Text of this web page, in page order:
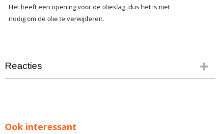
Het heeft een opening voor de olieslag, dus het is niet
nodig om de olie te verwijderen.
Reacties
Ook interessant